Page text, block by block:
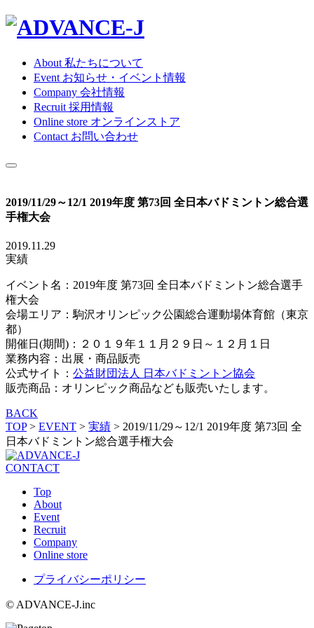
About 私たちについて
Event お知らせ・イベント情報
Company 会社情報
Recruit 採用情報
Online store オンラインストア
Contact お問い合わせ
2019/11/29～12/1 2019年度 第73回 全日本バドミントン総合選
手権大会
2019.11.29
実績
イベント名：2019年度 第73回 全日本バドミントン総合選手
権大会
会場エリア：駒沢オリンピック公園総合運動場体育館（東京
都）
開催日(期間)：２０１９年１１月２９日～１２月１日
業務内容：出展・商品販売
公式サイト： 公益財団法人 日本バドミントン協会
販売商品：オリンピック商品なども販売いたします。
BACK
TOP> EVENT > 実績 > 2019/11/29～12/1 2019年度 第73回 全
日本バドミントン総合選手権大会
CONTACT
Top
About
Event
Recruit
Company
Online store
プライバシーポリシー
© ADVANCE-J.inc